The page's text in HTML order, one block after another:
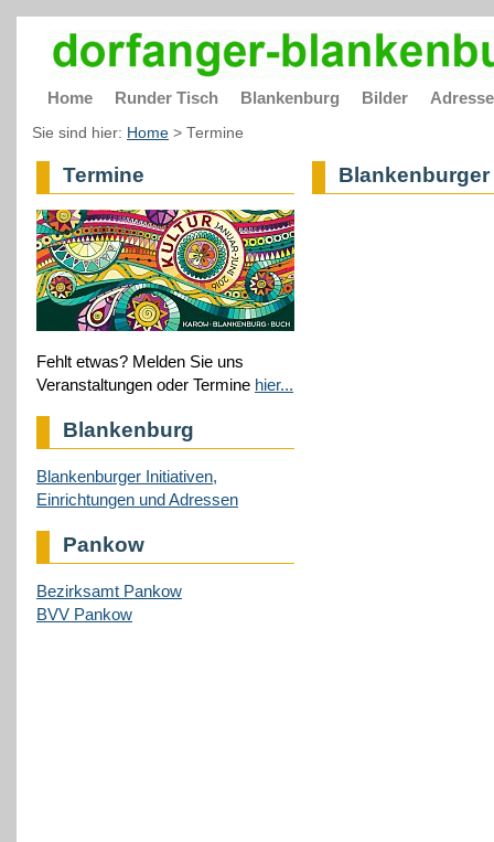
Home Runder Tisch Blankenburg Bilder
Sie sind hier: Home > Termine
Termine
Fehlt etwas? Melden Sie uns
Veranstaltungen oder Termine hier...
Blankenburg
Blankenburger Initiativen,
Einrichtungen und Adressen
Pankow
Bezirksamt Pankow
BVV Pankow